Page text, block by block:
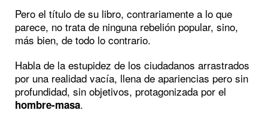
Pero el título de su libro, contrariamente a lo que
parece, no trata de ninguna rebelión popular, sino,
más bien, de todo lo contrario.
Habla de la estupidez de los ciudadanos arrastrados
por una realidad vacía, llena de apariencias pero sin
profundidad, sin objetivos, protagonizada por el
hombre-masa.